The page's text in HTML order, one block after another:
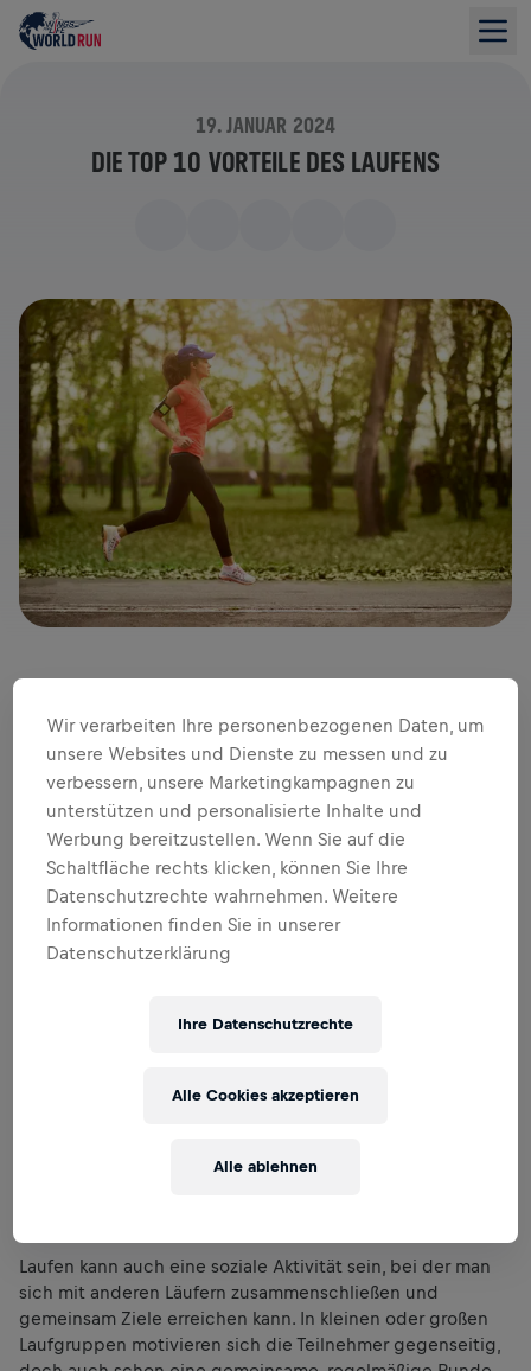
19. JANUAR 2024
DIE TOP 10 VORTEILE DES LAUFENS
Laufen ist für viele Menschen eine beliebte
Einstiegssportart. Keine komplizierte Technik, wenig
die 10 wichtigsten Vorteile des Laufens gesammelt und
erklären dir, warum der Wings for Life World Run der ideale
Laufbewerb für Anfänger ist und die Wings for Life World
Run App mit der neuen Trainings-Experience von Biathlon-
WeltmeisterDominik Landertingerdie beste
Motivationsspritze für deine Trainingsläufe, die du dir
vorstellen kannst.
Runde viel ausgeglichener.
gesteigert, was die körperliche Leistungsfähigkeit in
Laufen kann auch eine soziale Aktivität sein, bei der man
sich mit anderen Läufern zusammenschließen und
gemeinsam Ziele erreichen kann. In kleinen oder großen
Laufgruppen motivieren sich die Teilnehmer gegenseitig,
Wir verarbeiten Ihre personenbezogenen Daten, um
unsere Websites und Dienste zu messen und zu
verbessern, unsere Marketingkampagnen zu
unterstützen und personalisierte Inhalte und
Werbung bereitzustellen. Wenn Sie auf die
Schaltfläche rechts klicken, können Sie Ihre
Datenschutzrechte wahrnehmen. Weitere
Informationen finden Sie in unserer
Datenschutzerklärung
Ihre Datenschutzrechte
Alle ablehnen
Alle Cookies akzeptieren